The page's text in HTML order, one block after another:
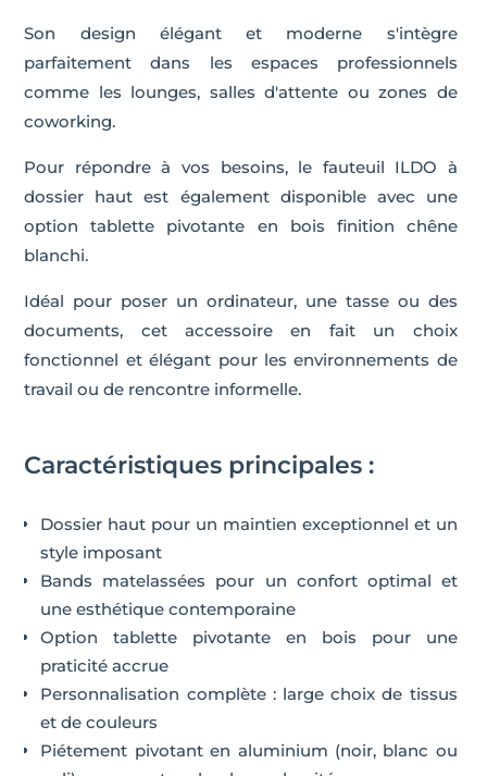
Son design élégant et moderne s'intègre
parfaitement dans les espaces professionnels
comme les lounges, salles d'attente ou zones de
coworking.
Pour répondre à vos besoins, le fauteuil ILDO à
dossier haut est également disponible avec une
option tablette pivotante en bois finition chêne
blanchi.
Idéal pour poser un ordinateur, une tasse ou des
documents, cet accessoire en fait un choix
fonctionnel et élégant pour les environnements de
travail ou de rencontre informelle.
Caractéristiques principales :
Dossier haut pour un maintien exceptionnel et un
style imposant
Bands matelassées pour un confort optimal et
une esthétique contemporaine
Option tablette pivotante en bois pour une
praticité accrue
Personnalisation complète : large choix de tissus
et de couleurs
Piétement pivotant en aluminium (noir, blanc ou